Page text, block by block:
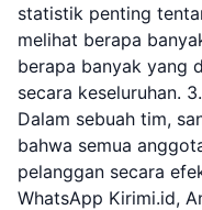
statistik penting
melihat berapa
berapa banyak yang
secara keseluruhan.
Dalam sebuah tim,
bahwa semua
pelanggan secara
WhatsApp Kirimi.id,